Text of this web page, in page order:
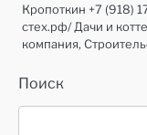
Кропоткин +7 (918)
стех.рф/ Дачи и
компания,
Поиск